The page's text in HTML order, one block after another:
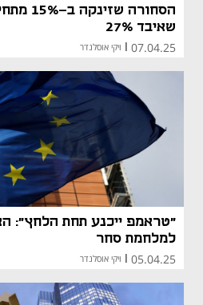
הסחורה
שאיבד 27%
07.04.25
| ויקי אוסלנדר
"טראמפ ייכנע תחת הלחץ":
למלחמת סחר
05.04.25
| ויקי אוסלנדר